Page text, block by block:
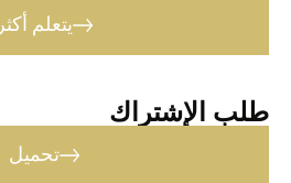
يتعلم أكثر
طلب الإشتراك
تحميل